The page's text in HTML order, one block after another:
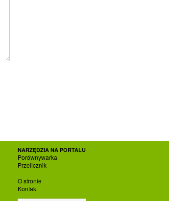
NARZĘDZIA NA PORTALU
Porównywarka
Przelicznik
O stronie
Kontakt